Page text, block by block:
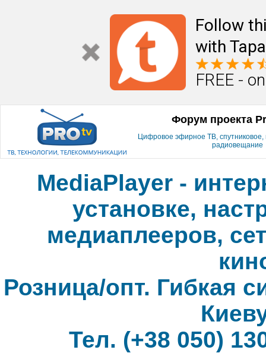
Follow
with
FREE -
Форум проекта
Цифровое эфирное ТВ, спутниковое,
радиовещание
MediaPlayer -
установке,
медиаплееров,
Розница/опт. Гибкая
Тел. (+38 050)